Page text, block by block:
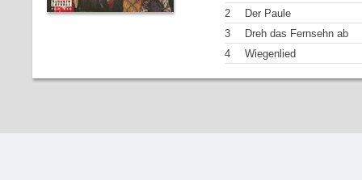
2
Der Paule
3
Dreh das Fernsehn ab
4
Wiegenlied